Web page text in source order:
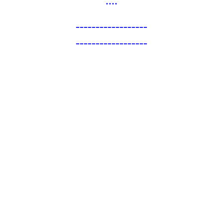
------------------
------------------